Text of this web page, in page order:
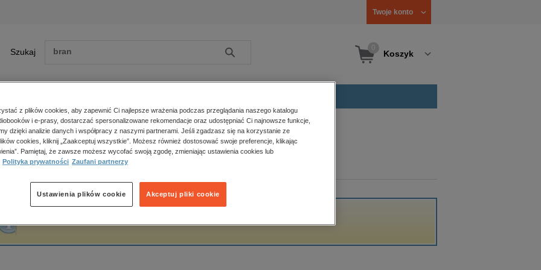
Twoje konto
Szukaj Szukaj Koszyk
Zobacz wszystkie E-prasa
polityka, społeczno-informacyjne
psychologiczne
popularno-naukowe
historia
główna Konrad Koc
Koc
z plików cookies, aby zapewnić Ci najlepsze wrażenia podczas przeglądania naszego katalogu
i e-prasy, dostarczać spersonalizowane rekomendacje oraz udostępniać Ci najnowsze funkcje,
dzięki analizie danych i współpracy z naszymi partnerami. Jeśli zgadzasz się na korzystanie ze
cookies, kliknij „Zaakceptuj wszystkie”. Możesz również dostosować swoje preferencje, klikając
Pamiętaj, że zawsze możesz wycofać swoją zgodę, zmieniając ustawienia cookies lub
Polityka prywatności Zaufani partnerzy
Akceptuj pliki cookie
Ustawienia plików cookie